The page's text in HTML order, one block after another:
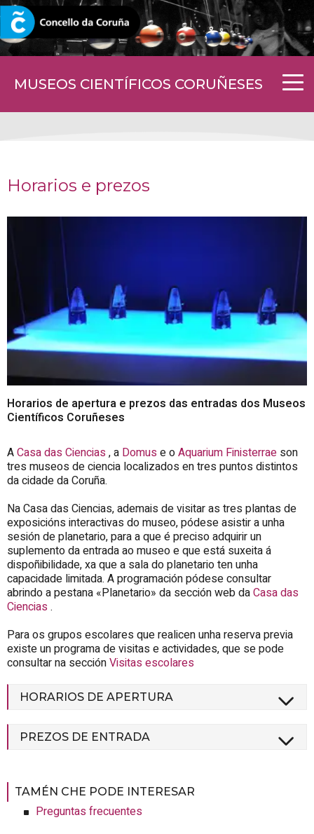
MUSEOS CIENTÍFICOS CORUÑESES
CORUNA.GAL
Horarios e prezos
Horarios de apertura e prezos das entradas dos Museos
Científicos Coruñeses
ACasa das Ciencias , a Domus e oAquarium Finisterrae son
tres museos de ciencia localizados en tres puntos distintos
da cidade da Coruña.
Na Casa das Ciencias, ademais de visitar as tres plantas de
exposicións interactivas do museo, pódese asistir a unha
sesión de planetario, para a que é preciso adquirir un
suplemento da entrada ao museo e que está suxeita á
dispoñibilidade, xa que a sala do planetario ten unha
capacidade limitada. A programación pódese consultar
abrindo a pestana «Planetario» da sección web daCasa das
Ciencias .
Para os grupos escolares que realicen unha reserva previa
existe un programa de visitas e actividades, que se pode
consultar na secciónVisitas escolares
HORARIOS DE APERTURA
PREZOS DE ENTRADA
TAMÉN CHE PODE INTERESAR
Preguntas frecuentes